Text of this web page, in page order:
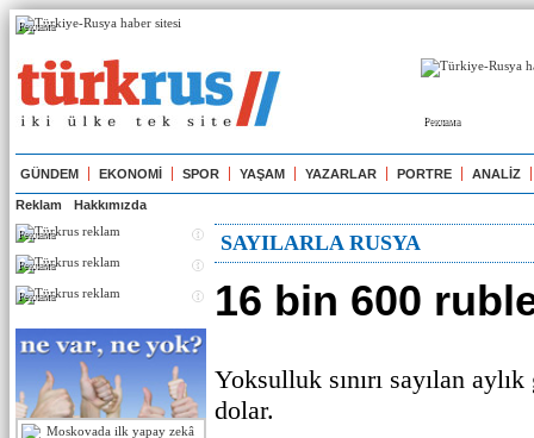
Реклама
Реклама
GÜNDEM EKONOMİ SPOR YAŞAM YAZARLAR PORTRE ANALİZ
Reklam Hakkımızda
Реклама
Реклама
Реклама
SAYILARLA RUSYA
16 bin 600
Yoksulluk sınırı sayılan
dolar.